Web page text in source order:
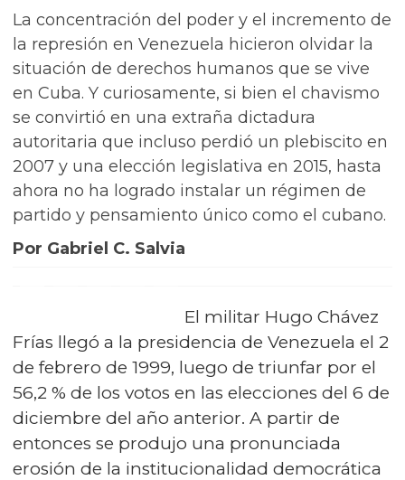
La concentración del poder y el incremento de
la represión en Venezuela hicieron olvidar la
situación de derechos humanos que se vive
en Cuba. Y curiosamente, si bien el chavismo
se convirtió en una extraña dictadura
autoritaria que incluso perdió un plebiscito en
2007 y una elección legislativa en 2015, hasta
ahora no ha logrado instalar un régimen de
partido y pensamiento único como el cubano.
Por Gabriel C. Salvia
El militar Hugo Chávez
Frías llegó a la presidencia de Venezuela el 2
de febrero de 1999, luego de triunfar por el
56,2 % de los votos en las elecciones del 6 de
diciembre del año anterior. A partir de
entonces se produjo una pronunciada
erosión de la institucionalidad democrática